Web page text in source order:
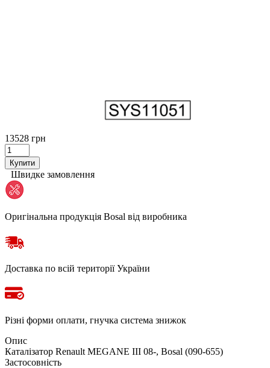
13528 грн
Купити
Швидке замовлення
Оригінальна продукція Bosal від виробника
Доставка по всій території України
Різні форми оплати, гнучка система знижок
Опис
Каталізатор Renault MEGANE III 08-, Bosal (090-655)
Застосовність